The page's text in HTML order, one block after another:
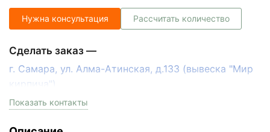
Нужна консультация Рассчитать количество
Сделать заказ —
г. Самара, ул. Алма-Атинская, д.133 (вывеска "Мир
кирпича")
пн-пт с 9:00 до 18:00, сб с 10:00 до 16:00
Показать контакты